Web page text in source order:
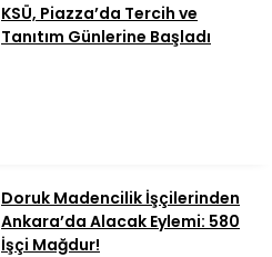
KSÜ, Piazza’da Tercih ve
Tanıtım Günlerine Başladı
Doruk Madencilik İşçilerinden
Ankara’da Alacak Eylemi: 580
İşçi Mağdur!